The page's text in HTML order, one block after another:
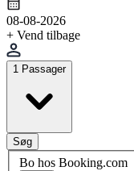
08-08-2026
+ Vend tilbage
1 Passager
Søg
Bo hos Booking.com